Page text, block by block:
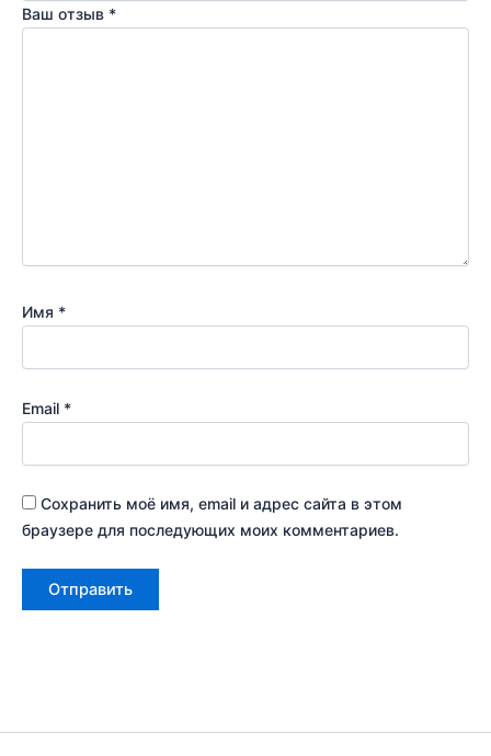
Ваш отзыв *
Имя *
Email *
Сохранить моё имя, email и адрес сайта в этом
браузере для последующих моих комментариев.